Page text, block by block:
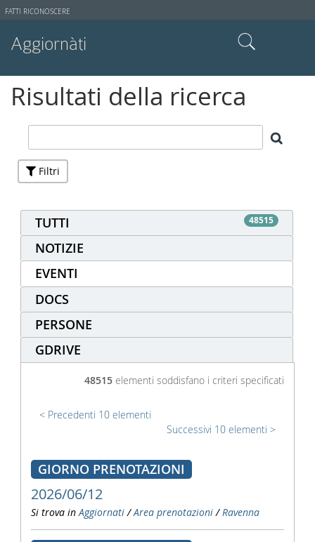
Strumenti
FATTI RICONOSCERE
Aggiornàti
Ricerca avanzata…
Risultati della ricerca
Filtri
TUTTI 48515
NOTIZIE
EVENTI
DOCS
PERSONE
GDRIVE
48515 elementi soddisfano i criteri specificati
Precedenti 10 elementi
Successivi 10 elementi
GIORNO PRENOTAZIONI
2026/06/12
Si trova in Aggiornati /Area prenotazioni /Ravenna